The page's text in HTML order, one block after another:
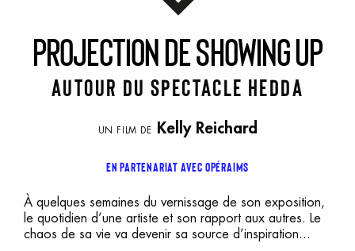
ProjectiondeShowingUp
autour du spectacle Hedda
UN FILM DE Kelly Reichard
En partenariat avec Opéraims
À quelques semaines du vernissage de son exposition,
le quotidien d’une artiste et son rapport aux autres. Le
chaos de sa vie va devenir sa source d’inspiration...